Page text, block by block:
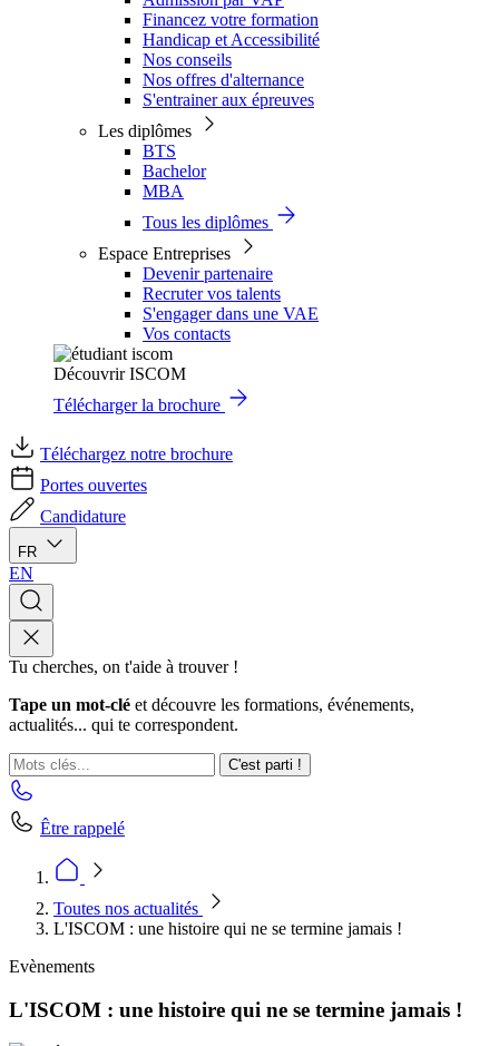
Financez votre formation
Handicap et Accessibilité
Nos conseils
Nos offres d'alternance
S'entrainer aux épreuves
Les diplômes
BTS
Bachelor
MBA
Tous les diplômes
Espace Entreprises
Devenir partenaire
Recruter vos talents
S'engager dans une VAE
Vos contacts
Découvrir ISCOM
Télécharger la brochure
Téléchargez notre brochure
Portes ouvertes
Candidature
FR
EN
Tu cherches, on t'aide à trouver !
Tape un mot-clé et découvre les formations, événements,
actualités... qui te correspondent.
C'est parti !
Être rappelé
Toutes nos actualités
L'ISCOM : une histoire qui ne se termine jamais !
Evènements
L'ISCOM : une histoire qui ne se termine jamais !